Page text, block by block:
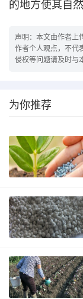
的地方使其自
声明：本文由作者上
作者个人观点，不代
侵权等问题请及时与
为你推荐